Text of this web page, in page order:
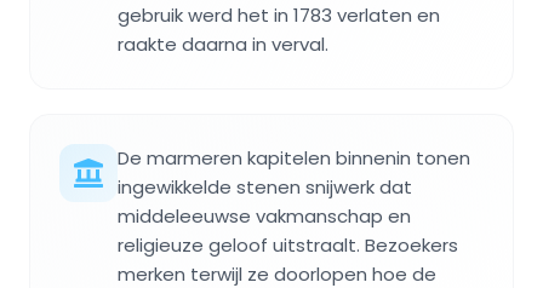
gebruik werd het in 1783 verlaten en
raakte daarna in verval.
De marmeren kapitelen binnenin tonen
ingewikkelde stenen snijwerk dat
middeleeuwse vakmanschap en
religieuze geloof uitstraalt. Bezoekers
merken terwijl ze doorlopen hoe de